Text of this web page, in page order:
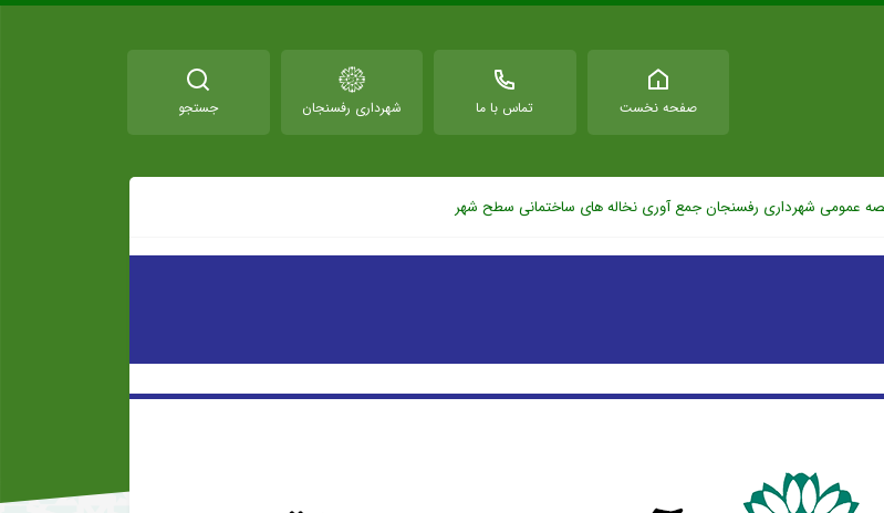
صفحه نخست تماس با ما شهرداری رفسنجان جستجو
عمومی شهرداری رفسنجان جمع آوری نخاله های ساختمانی سطح شهر